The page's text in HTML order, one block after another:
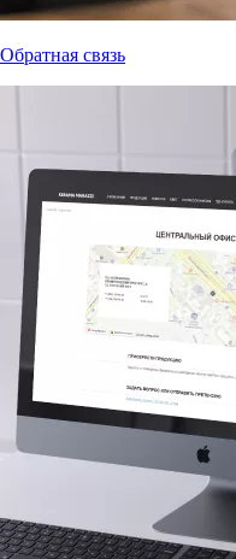
Обратная связь